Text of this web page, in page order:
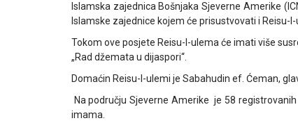
Islamska zajednica Bošnjaka Sjeverne Amerike
Islamske zajednice kojem će prisustvovati i Reisu-l-
Tokom ove posjete Reisu-l-ulema će imati više
„Rad džemata u dijaspori“.
Domaćin Reisu-l-ulemi je Sabahudin ef. Ćeman,
Na području Sjeverne Amerike je 58
imama.